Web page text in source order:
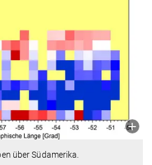
über Südamerika.